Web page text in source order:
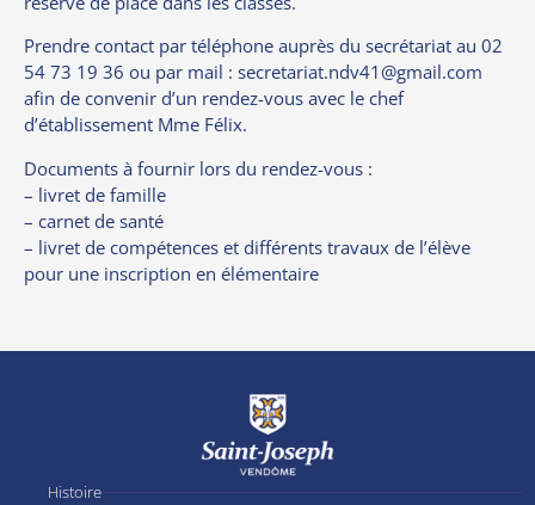
Prendre contact par téléphone auprès du secrétariat au 02
54 73 19 36 ou par mail : secretariat.ndv41@gmail.com
afin de convenir d’un rendez-vous avec le chef
d’établissement Mme Félix.
Documents à fournir lors du rendez-vous :
– livret de famille
– carnet de santé
– livret de compétences et différents travaux de l’élève
pour une inscription en élémentaire
Histoire